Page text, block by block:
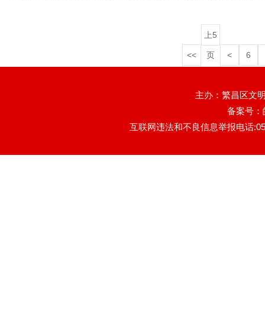
<<
上5
页 < 6
主办：繁昌区文
备案号：
互联网违法和不良信息举报电话